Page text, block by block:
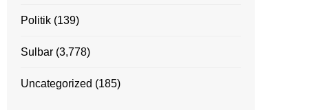
Politik (139)
Sulbar (3,778)
Uncategorized (185)